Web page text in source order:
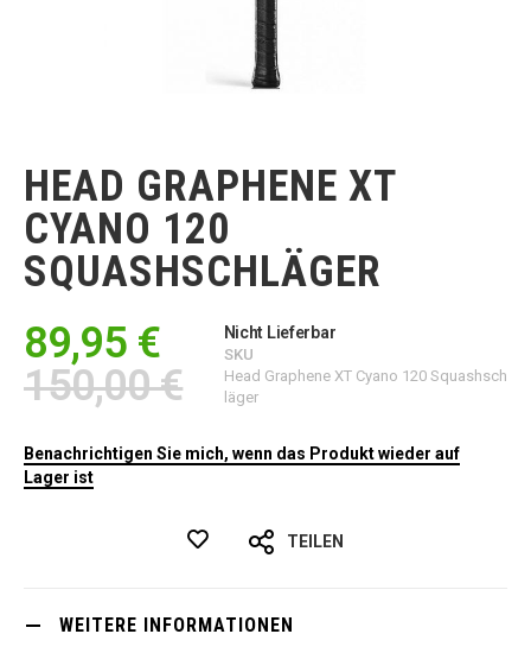
Bildgalerie
springen
HEAD GRAPHENE XT
CYANO 120
SQUASHSCHLÄGER
89,95 €
150,00 €
Nicht Lieferbar
SKU
Head Graphene XT Cyano 120 Squashsch
läger
Benachrichtigen Sie mich, wenn das Produkt wieder auf
Lager ist
TEILEN
WEITERE INFORMATIONEN